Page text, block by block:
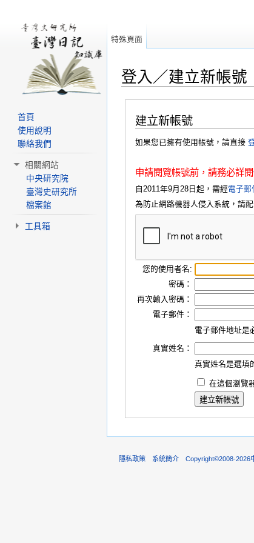
登入／建立新帳號
建立新帳號
如果您已擁有使用帳號，請直接
申請閱覽帳號前，請務必詳閱
自2011年9月28日起，需經電子郵
為防止網路機器人侵入系統，請配
您的使用者名:
密碼：
再次輸入密碼：
電子郵件：
電子郵件地址是
真實姓名：
真實姓名是選填
在這個瀏覽
特殊頁面
首頁
使用說明
聯絡我們
相關網站
中央研究院
臺灣史研究所
檔案館
工具箱
隱私政策 系統簡介 Copyright©2008-2026